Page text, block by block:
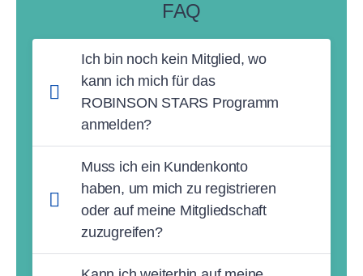
FAQ
Ich bin noch kein Mitglied, wo
kann ich mich für das
ROBINSON STARS Programm
anmelden?
Du kannst dich ganz einfach in deinem
Kundenkonto auf robinson.com
registrieren. Gehe dazu in den Bereich
„Mein ROBINSON STARS“ und fülle das
über den Button „Jetzt Vorteile sichern“ im
Muss ich ein Kundenkonto
haben, um mich zu registrieren
oder auf meine Mitgliedschaft
zuzugreifen?
Ja, ein Kundenkonto ist erforderlich. Um